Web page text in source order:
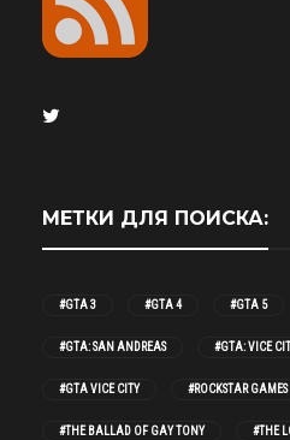
МЕТКИ ДЛЯ ПОИСКА:
#GTA 3 #GTA 4 #GTA 5
#GTA: SAN ANDREAS #GTA: VICE
#GTA VICE CITY #ROCKSTAR GAMES
#THE BALLAD OF GAY TONY #THE